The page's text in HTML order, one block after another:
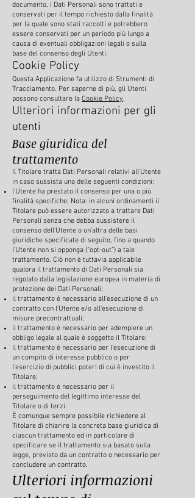
documento, i Dati Personali sono trattati e
conservati per il tempo richiesto dalla finalità
per la quale sono stati raccolti e potrebbero
essere conservati per un periodo più lungo a
causa di eventuali obbligazioni legali o sulla
base del consenso degli Utenti.
Cookie Policy
Questa Applicazione fa utilizzo di Strumenti di
Tracciamento. Per saperne di più, gli Utenti
possono consultare la Cookie Policy.
Ulteriori informazioni per gli
utenti
Base giuridica del
trattamento
Il Titolare tratta Dati Personali relativi all’Utente
in caso sussista una delle seguenti condizioni:
l’Utente ha prestato il consenso per una o più
finalità specifiche; Nota: in alcuni ordinamenti il
Titolare può essere autorizzato a trattare Dati
Personali senza che debba sussistere il
consenso dell’Utente o un’altra delle basi
giuridiche specificate di seguito, fino a quando
l’Utente non si opponga (“opt-out”) a tale
trattamento. Ciò non è tuttavia applicabile
qualora il trattamento di Dati Personali sia
regolato dalla legislazione europea in materia di
protezione dei Dati Personali;
il trattamento è necessario all'esecuzione di un
contratto con l’Utente e/o all'esecuzione di
misure precontrattuali;
il trattamento è necessario per adempiere un
obbligo legale al quale è soggetto il Titolare;
il trattamento è necessario per l'esecuzione di
un compito di interesse pubblico o per
l'esercizio di pubblici poteri di cui è investito il
Titolare;
il trattamento è necessario per il
perseguimento del legittimo interesse del
Titolare o di terzi.
È comunque sempre possibile richiedere al
Titolare di chiarire la concreta base giuridica di
ciascun trattamento ed in particolare di
specificare se il trattamento sia basato sulla
legge, previsto da un contratto o necessario per
concludere un contratto.
Ulteriori informazioni